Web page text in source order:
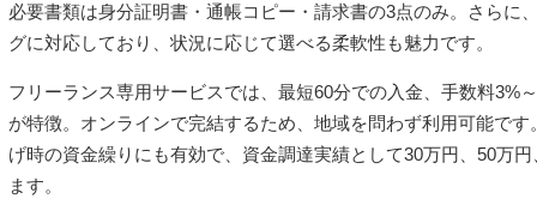
必要書類は身分証明書・通帳コピー・請求書の3点のみ。さらに
グに対応しており、状況に応じて選べる柔軟性も魅力です。
フリーランス専用サービスでは、最短60分での入金、手数料3%
が特徴。オンラインで完結するため、地域を問わず利用可能で
げ時の資金繰りにも有効で、資金調達実績として30万円、50万
ます。